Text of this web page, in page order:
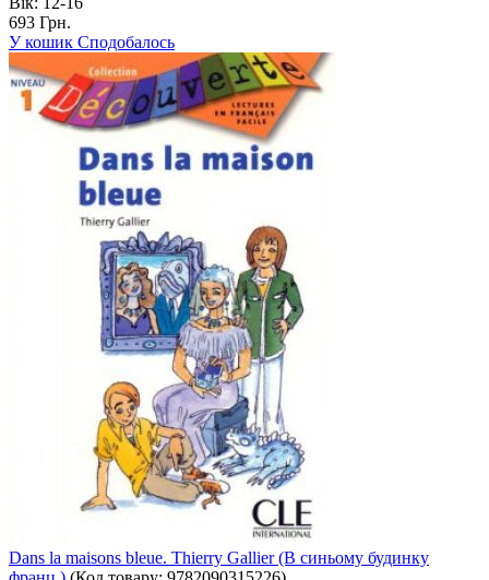
693 Грн.
У кошик Сподобалось
Dans la maisons bleue. Thierry Gallier (В синьому будинку